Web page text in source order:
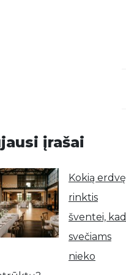
įrašai
Kokią erdvę
rinktis
šventei, kad
svečiams
nieko